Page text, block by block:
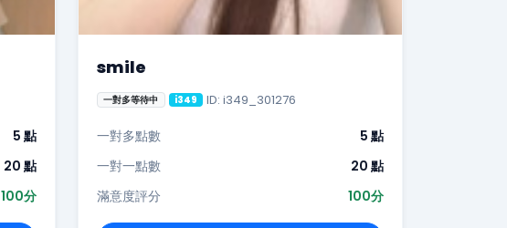
5 點
20 點
100分
smile
一對多等待中 i349 ID: i349_301276
一對多點數
5 點
一對一點數
20 點
滿意度評分
100分